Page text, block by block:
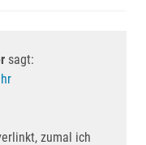
sagt:
zumal ich